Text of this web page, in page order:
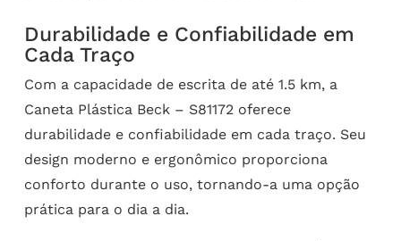
Durabilidade e Confiabilidade em
Cada Traço
Com a capacidade de escrita de até 1.5 km, a
Caneta Plástica Beck – S81172 oferece
durabilidade e confiabilidade em cada traço. Seu
design moderno e ergonômico proporciona
conforto durante o uso, tornando-a uma opção
prática para o dia a dia.